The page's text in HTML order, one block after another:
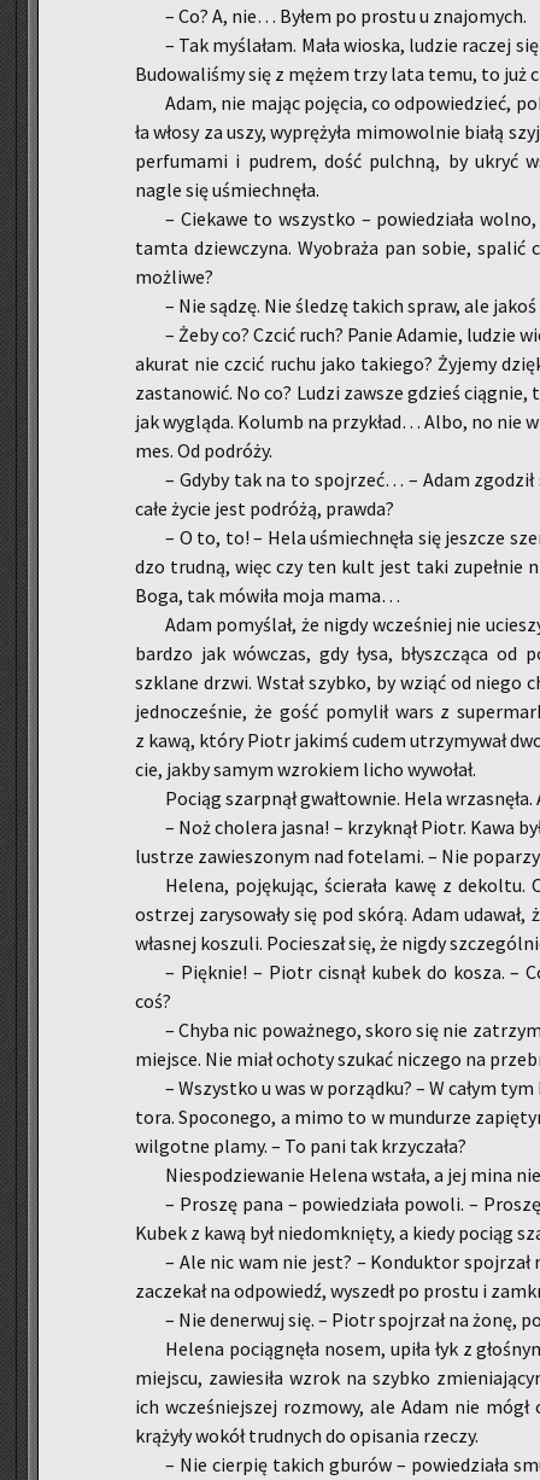
– Co? A, nie… Byłem po pro­stu u zna­jo­mych.
– Tak my­śla­łam. Mała wio­ska, lu­dzie ra­czej
Bu­do­wa­li­śmy się z mężem trzy lata temu, to już
Adam, nie mając po­ję­cia, co od­po­wie­dzieć,
ła włosy za uszy, wy­prę­ży­ła mi­mo­wol­nie białą
per­fu­ma­mi i pu­drem, dość pulch­ną, by ukryć
nagle się uśmiech­nę­ła.
– Cie­ka­we to wszyst­ko – po­wie­dzia­ła
tamta dziew­czy­na. Wy­obra­ża pan sobie, spa­lić
moż­li­we?
– Nie sądzę. Nie śle­dzę ta­kich spraw, ale
– Żeby co? Czcić ruch? Panie Ada­mie, lu­dzie
aku­rat nie czcić ruchu jako ta­kie­go? Ży­je­my
za­sta­no­wić. No co? Ludzi za­wsze gdzieś
jak wy­glą­da. Ko­lumb na przy­kład… Albo, no nie
mes. Od po­dró­ży.
– Gdyby tak na to spoj­rzeć… – Adam zgo­dził
całe życie jest po­dró­żą, praw­da?
– O to, to! – Hela uśmiech­nę­ła się jesz­cze
dzo trud­ną, więc czy ten kult jest taki zu­peł­nie
Boga, tak mó­wi­ła moja mama…
Adam po­my­ślał, że nigdy wcze­śniej nie
bar­dzo jak wów­czas, gdy łysa, błysz­czą­ca od
szkla­ne drzwi. Wstał szyb­ko, by wziąć od
jed­no­cze­śnie, że gość po­my­lił wars z
z kawą, który Piotr ja­kimś cudem utrzy­my­wał
cie, jakby samym wzro­kiem licho wy­wo­łał.
Po­ciąg szarp­nął gwał­tow­nie. Hela wrza­snę­ła.
– Noż cho­le­ra jasna! – krzyk­nął Piotr. Kawa
lu­strze za­wie­szo­nym nad fo­te­la­mi. – Nie
He­le­na, po­ję­ku­jąc, ście­ra­ła kawę z de­kol­tu.
ostrzej za­ry­so­wa­ły się pod skórą. Adam uda­wał,
wła­snej ko­szu­li. Po­cie­szał się, że nigdy
– Pięk­nie! – Piotr ci­snął kubek do kosza. –
coś?
– Chyba nic po­waż­ne­go, skoro się nie
miej­sce. Nie miał ocho­ty szu­kać ni­cze­go na
– Wszyst­ko u was w po­rząd­ku? – W całym
to­ra. Spo­co­ne­go, a mimo to w mun­du­rze
wil­got­ne plamy. – To pani tak krzy­cza­ła?
Nie­spo­dzie­wa­nie He­le­na wsta­ła, a jej mina
– Pro­szę pana – po­wie­dzia­ła po­wo­li. –
Kubek z kawą był nie­do­mknię­ty, a kiedy po­ciąg
– Ale nic wam nie jest? – Kon­duk­tor
za­cze­kał na od­po­wiedź, wy­szedł po pro­stu i
– Nie de­ner­wuj się. – Piotr spoj­rzał na żonę,
He­le­na po­cią­gnę­ła nosem, upiła łyk z
miej­scu, za­wie­si­ła wzrok na szyb­ko
ich wcze­śniej­szej roz­mo­wy, ale Adam nie
krą­ży­ły wokół trud­nych do opi­sa­nia rze­czy.
– Nie cier­pię ta­kich gbu­rów – po­wie­dzia­ła